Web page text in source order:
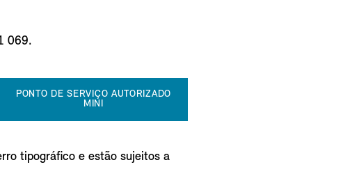
069.
PONTO DE SERVIÇO AUTORIZADO
MINI
tipográfico e estão sujeitos a